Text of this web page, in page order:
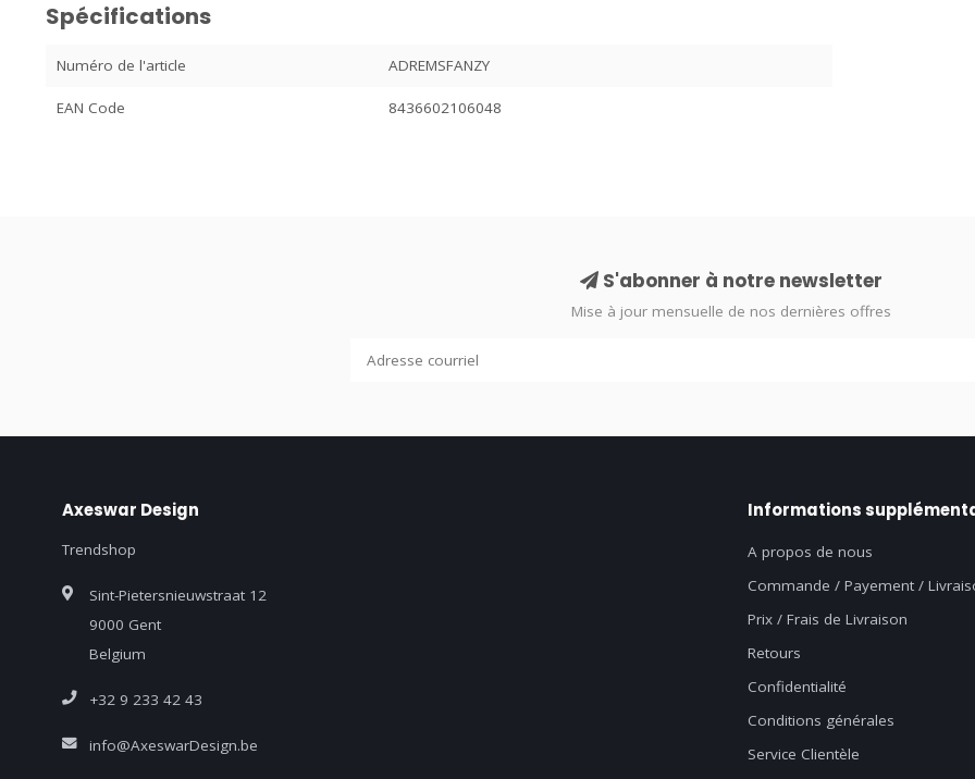
Spécifications
Numéro de l'article ADREMSFANZY
EAN Code 8436602106048
S'abonner à notre newsletter
Mise à jour mensuelle de nos dernières offres
Axeswar Design
Trendshop
Sint-Pietersnieuwstraat 12
9000 Gent
Belgium
+32 9 233 42 43
info@AxeswarDesign.be
Informations
A propos de nous
Commande / Payement /
Prix / Frais de Livraison
Retours
Confidentialité
Conditions générales
Service Clientèle